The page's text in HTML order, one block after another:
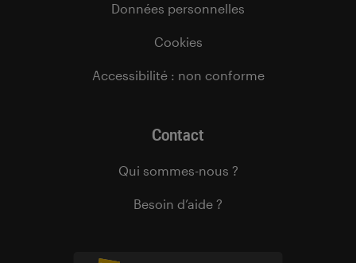
Données personnelles
Cookies
Accessibilité : non conforme
Contact
Qui sommes-nous ?
Besoin d’aide ?